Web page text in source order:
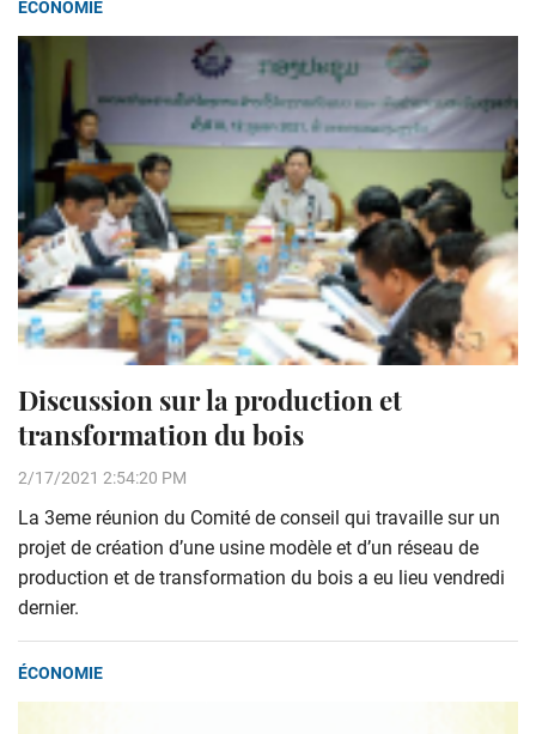
ÉCONOMIE
Discussion sur la production et
transformation du bois
2/17/2021 2:54:20 PM
La 3eme réunion du Comité de conseil qui travaille sur un
projet de création d’une usine modèle et d’un réseau de
production et de transformation du bois a eu lieu vendredi
dernier.
ÉCONOMIE